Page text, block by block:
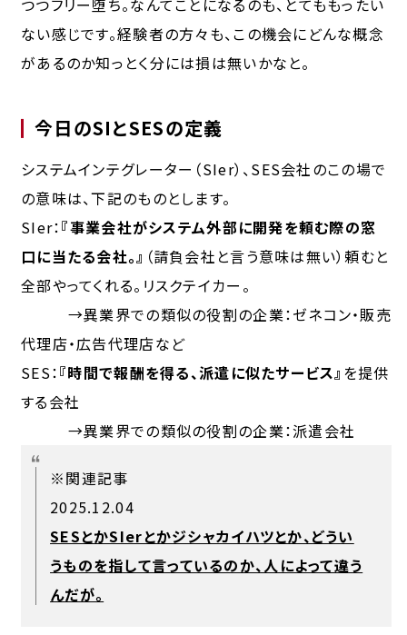
つつフリー堕ち。なんてことになるのも、とてももったい
ない感じです。経験者の方々も、この機会にどんな概念
があるのか知っとく分には損は無いかなと。
今日のSIとSESの定義
システムインテグレーター （SIer）、SES会社のこの場で
の意味は、下記のものとします。
SIer：『事業会社がシステム外部に開発を頼む際の窓
口に当たる会社。』 （請負会社と言う意味は無い）頼むと
全部やってくれる。リスクテイカー。
→異業界での類似の役割の企業：ゼネコン・販売
代理店・広告代理店など
SES：『時間で報酬を得る、派遣に似たサービス』 を提供
する会社
→異業界での類似の役割の企業：派遣会社
※関連記事
2025.12.04
SESとかSIerとかジシャカイハツとか、どうい
うものを指して言っているのか、人によって違う
んだが。